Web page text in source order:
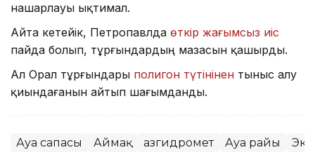
нашарлауы ықтимал.
Айта кетейік, Петропавлда өткір жағымсыз иіс
пайда болып, тұрғындардың мазасын қашырды.
Ал Орал тұрғындары полигон түтінінен тыныс алу
қиындағанын айтып шағымданды.
Ауа сапасы Аймақ Қазгидромет Ауа райы